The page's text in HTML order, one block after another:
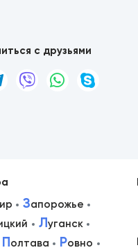
с друзьями
Запорожье
Луганск
Полтава Ровно